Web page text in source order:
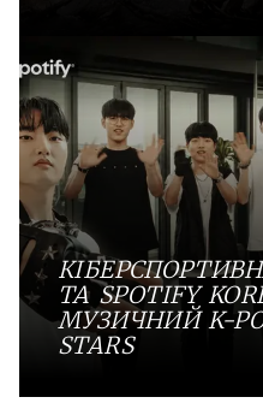
ТА SPOTIFY
МУЗИЧНИЙ K-
STARS